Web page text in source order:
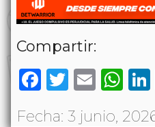
Compartir:
Facebook
Twitter
Fecha: 3 junio,